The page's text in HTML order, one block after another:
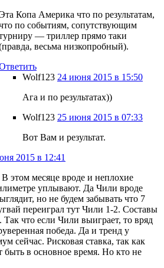
Копа Америка что по результатам,
по событиям, сопутствующим
— триллер прямо таки
весьма низкопробный).
Wolf123 24 июня 2015 в 15:50
Ага и по результатах))
Wolf123 25 июня 2015 в 07:33
Вот Вам и результат.
2015 в 12:41
этом месяце вроде и неплохие
уплывают. Да Чили вроде
но не будем забывать что 7
переиграл тут Чили 1-2. Составы
что если Чили выиграет, то вряд
победа. Да и тренд у
сейчас. Рисковая ставка, так как
быть в основное время. Но кто не